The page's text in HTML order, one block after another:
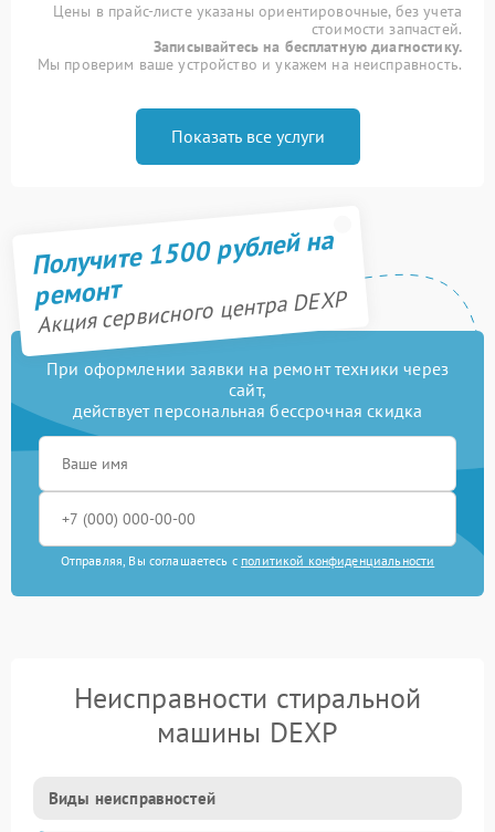
Цены в прайс-листе указаны ориентировочные, без учета
стоимости запчастей.
Записывайтесь на бесплатную диагностику.
Мы проверим ваше устройство и укажем на неисправность.
Показать все услуги
Получите 1500 рублей на
ремонт
Акция сервисного центра DEXP
При оформлении заявки на ремонт техники через
сайт,
действует персональная бессрочная скидка
Отправляя, Вы соглашаетесь с политикой конфиденциальности
Неисправности стиральной
машины DEXP
Виды неисправностей